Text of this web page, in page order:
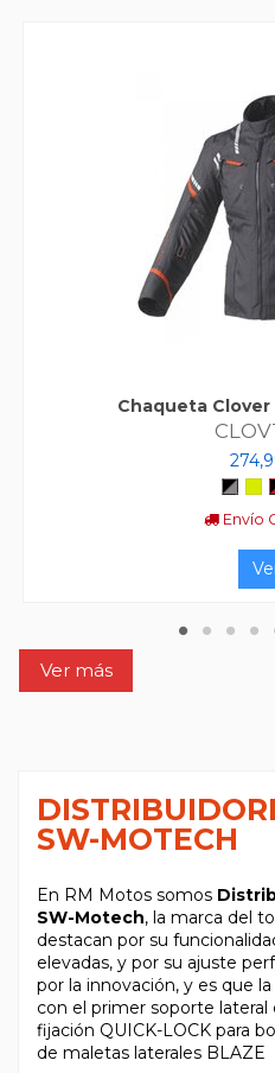
Chaqueta
Envío
Ver más
SW-MOTECH
En RM Motos somos
SW-Motech, la marca del
destacan por su
elevadas, y por su ajuste
por la innovación, y es que
con el primer soporte lateral
fijación QUICK-LOCK para
de maletas laterales BLAZE